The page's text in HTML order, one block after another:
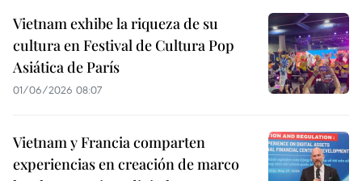
Vietnam exhibe la riqueza de su
cultura en Festival de Cultura Pop
Asiática de París
01/06/2026 08:07
Vietnam y Francia comparten
experiencias en creación de marco